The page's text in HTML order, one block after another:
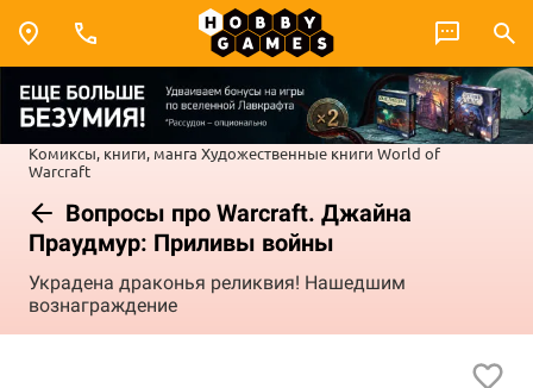
Комиксы, книги, манга Художественные книги World of
Warcraft
Вопросы про Warcraft. Джайна
Праудмур: Приливы войны
Украдена драконья реликвия! Нашедшим
вознаграждение